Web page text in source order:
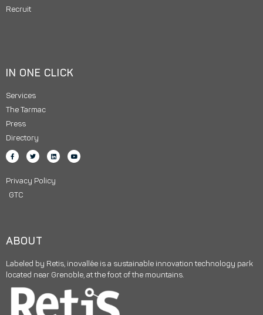
Recruit
IN ONE CLICK
Services
The Tarmac
Press
Directory
Privacy Policy
GTC
ABOUT
Labeled by Retis, inovallée is a sustainable innovation technology park
located near Grenoble, at the foot of the mountains.